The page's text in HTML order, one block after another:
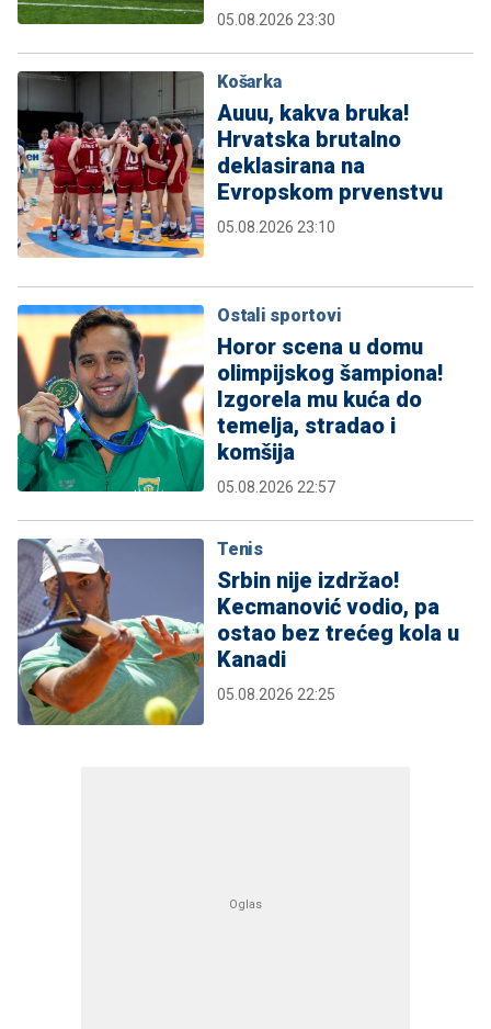
05.08.2026 23:30
Košarka
Auuu, kakva bruka!
Hrvatska brutalno
deklasirana na
Evropskom prvenstvu
05.08.2026 23:10
Ostali sportovi
Horor scena u domu
olimpijskog šampiona!
Izgorela mu kuća do
temelja, stradao i
komšija
05.08.2026 22:57
Tenis
Srbin nije izdržao!
Kecmanović vodio, pa
ostao bez trećeg kola u
Kanadi
05.08.2026 22:25